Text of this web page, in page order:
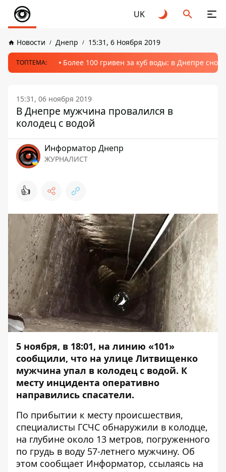
UK
Новости Днепр 15:31, 6 Ноября 2019
ТОПТЕМА: Более 100 гривен за куб воды: в Днепре
15:31, 06 ноября 2019
В Днепре мужчина провалился в
колодец с водой
Информатор Днепр
ЖУРНАЛИСТ
👍
5 ноября, в 18:01, на линию «101»
сообщили, что на улице Литвищенко
мужчина упал в колодец с водой. К
месту инцидента оперативно
направились спасатели.
По прибытии к месту происшествия,
специалисты ГСЧС обнаружили в колодце,
на глубине около 13 метров, погруженного
по грудь в воду 57-летнего мужчину. Об
этом сообщает Информатор, ссылаясь на